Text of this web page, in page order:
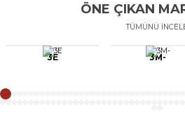
ÖNE ÇIKAN
TÜMÜNÜ
3E 3M-